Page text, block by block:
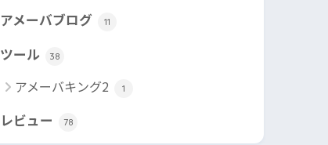
アメーバブログ 11
ツール 38
アメーバキング2 1
レビュー 78